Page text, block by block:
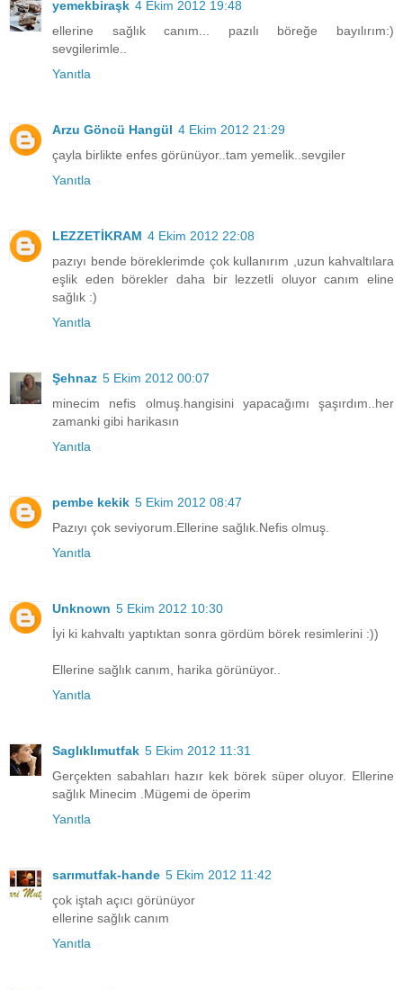
yemekbiraşk 4 Ekim 2012 19:48
ellerine sağlık canım... pazılı böreğe bayılırım:)
sevgilerimle..
Yanıtla
Arzu Göncü Hangül 4 Ekim 2012 21:29
çayla birlikte enfes görünüyor..tam yemelik..sevgiler
Yanıtla
LEZZETİKRAM 4 Ekim 2012 22:08
pazıyı bende böreklerimde çok kullanırım ,uzun kahvaltılara
eşlik eden börekler daha bir lezzetli oluyor canım eline
sağlık :)
Yanıtla
Şehnaz 5 Ekim 2012 00:07
minecim nefis olmuş.hangisini yapacağımı şaşırdım..her
zamanki gibi harikasın
Yanıtla
pembe kekik 5 Ekim 2012 08:47
Pazıyı çok seviyorum.Ellerine sağlık.Nefis olmuş.
Yanıtla
Unknown 5 Ekim 2012 10:30
İyi ki kahvaltı yaptıktan sonra gördüm börek resimlerini :))
Ellerine sağlık canım, harika görünüyor..
Yanıtla
Saglıklımutfak 5 Ekim 2012 11:31
Gerçekten sabahları hazır kek börek süper oluyor. Ellerine
sağlık Minecim .Mügemi de öperim
Yanıtla
sarımutfak-hande 5 Ekim 2012 11:42
çok iştah açıcı görünüyor
ellerine sağlık canım
Yanıtla